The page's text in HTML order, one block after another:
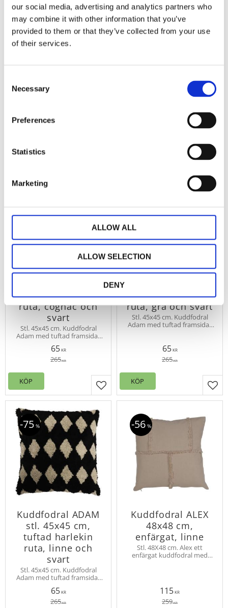
our social media, advertising and analytics partners who
may combine it with other information that you’ve
provided to them or that they’ve collected from your use
of their services.
Selection
Necessary
Preferences
Statistics
Marketing
ALLOW ALL
ALLOW SELECTION
DENY
Kuddfodral
Stl.50x90cm. VELVET, enfärgat
kuddfodral i skön sammet
Velvet finns även som
gardinlängd.
179
kuddfodral i skön sammet
med vacker lyster.
Innerkudde köps separat.
Kuddfodral ADAM
tuftad harlekin
ruta, cognac och
svart
Stl. 45x45 cm. Kuddfodral
Adam med tuftad framsida i
slät baksida, dold dragkedja
nertill.
65KR
265KR
75 %
Lägg till i favoriter
KÖP
Kuddfodral ADAM
tuftad harlekin
ruta, grå och svart
Stl. 45x45 cm. Kuddfodral
Adam med tuftad framsida i
nertill.
65KR
265KR
KÖP
Kuddfodral ADAM
stl. 45x45 cm,
tuftad harlekin
ruta, linne och
svart
Stl. 45x45 cm. Kuddfodral
Adam med tuftad framsida i
slät baksida, dold dragkedja
nertill.
65KR
265KR
75 %
Kuddfodral ALEX
48x48 cm,
enfärgat, linne
Stl. 48X48 cm. Alex ett
enfärgat kuddfodral med
färger.
115KR
259KR
56 %